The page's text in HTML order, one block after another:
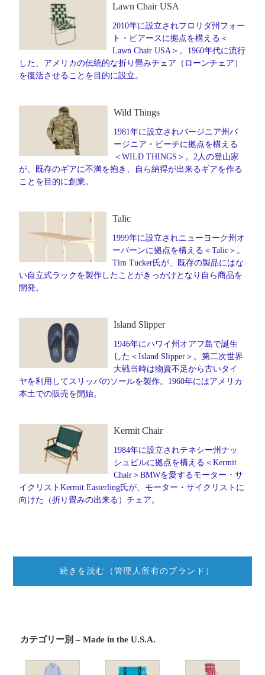
Lawn Chair USA
2010年に設立されフロリダ州フォー
ト・ピアースに拠点を構える＜
Lawn Chair USA＞。1960年代に流行
した、アメリカの伝統的な折り畳みチェア（ローンチェア）
を復活させることを目的に設立。
Wild Things
1981年に設立されバージニア州バ
ージニア・ビーチに拠点を構える
＜WILD THINGS＞。2人の登山家
が、既存のギアに不満を抱き、自ら納得が出来るギアを作る
ことを目的に創業。
Talic
1999年に設立されニューヨーク州オ
ーバーンに拠点を構える＜Talic＞。
Tim Tucker氏が、既存の製品にはな
い自立式ラックを製作したことがきっかけとなり自ら商品を
開発。
Island Slipper
1946年にハワイ州オアフ島で誕生
した＜Island Slipper＞。第二次世界
大戦当時は物資不足から古いタイ
ヤを利用してスリッパのソールを製作。1960年にはアメリカ
本土での販売を開始。
Kermit Chair
1984年に設立されテネシー州ナッ
シュビルに拠点を構える＜Kermit
Chair＞BMWを愛するモーター・サ
イクリストKermit Easterling氏が、モーター・サイクリストに
向けた（折り畳みの出来る）チェア。
続きを読む（管理人所有のブランド）
カテゴリー別 – Made in the U.S.A.